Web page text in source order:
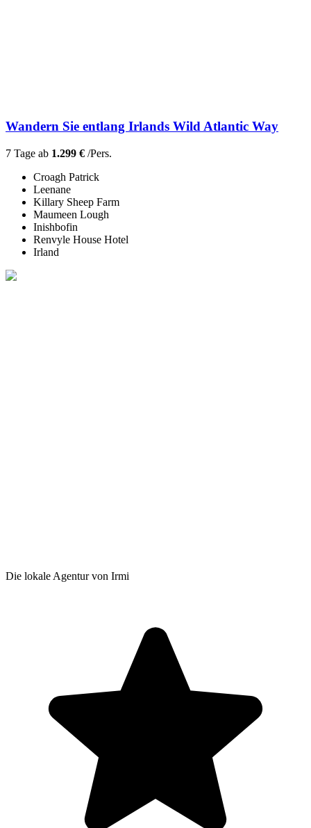
Wandern Sie entlang Irlands Wild Atlantic Way
7 Tage ab 1.299 € /Pers.
Croagh Patrick
Leenane
Killary Sheep Farm
Maumeen Lough
Inishbofin
Renvyle House Hotel
Irland
Die lokale Agentur von Irmi